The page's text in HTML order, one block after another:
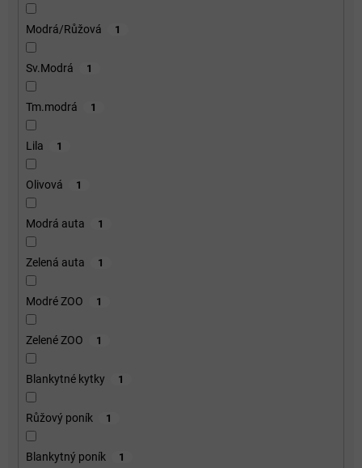
Modrá/Růžová 1
Sv.Modrá 1
Tm.modrá 1
Lila 1
Olivová 1
Modrá auta 1
Zelená auta 1
Modré ZOO 1
Zelené ZOO 1
Blankytné kytky 1
Růžový poník 1
Blankytný poník 1